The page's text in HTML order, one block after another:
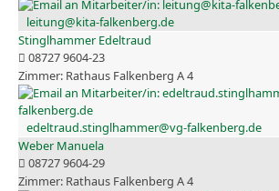
leitung@kita-falkenberg.de
Stinglhammer Edeltraud
08727 9604-23
Rathaus Falkenberg A 4
edeltraud.stinglhammer@vg-falkenberg.de
Weber Manuela
08727 9604-29
Rathaus Falkenberg A 4